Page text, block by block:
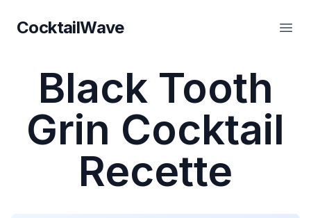
CocktailWave
CocktailWave
Black Tooth
Grin Cocktail
Recette